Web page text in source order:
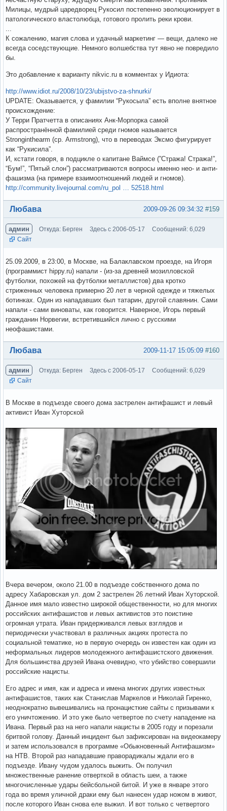
Милицы, мудрый царедворец Рукосил постепенно эволюционирует в
патологического властолюбца, готового пролить реки крови.
К сожалению, магия слова и удачный маркетинг — вещи, далеко не
всегда соседствующие. Немного волшебства тут явно не повредило
бы.
Это добавление к варианту nikvic.ru в комментах у Идиота:
http://www.idiot.ru/2008/10/23/ubijstvo-za-shnurki/
UPDATE: Оказывается, у фамилии “Рукосыла” есть вполне внятное
происхождение:
У Терри Пратчетта в описаниях Анк-Морпорка самой
распространённой фамилией среди гномов называется
Stronginthearm (ср. Armstrong), что в переводах Эксмо фигурирует
как “Рукисила”.
И, кстати говоря, в подцикле о капитане Ваймсе (”Стража! Стража!”,
“Бум!”, “Пятый слон”) рассматриваются вопросы именно нео- и анти-
фашизма (на примере взаимоотношений людей и гномов).
http://community.livejournal.com/ru_pol … 52518.html
Вне форума #159
2009-09-26 09:34:32
Любава
админ Откуда: Берген Здесь с 2006-05-17
Сообщений: 6,029
Сайт
25.09.2009, в 23:00, в Москве, на Балаклавском проезде, на Игоря
(программист hippy.ru) напали - (из-за древней мозилловской
футболки, похожей на футболки металлистов) два кротко
стриженных человека примерно 20 лет в черной одежде и тяжелых
ботинках. Один из нападавших был татарин, другой славянин. Сами
напали - сами виноваты, как говорится. Наверное, Игорь первый
гражданин Норвегии, встретившийся лично с русскими
неофашистами.
Вне форума #160
2009-11-17 15:05:09
Любава
админ Откуда: Берген Здесь с 2006-05-17
Сообщений: 6,029
Сайт
В Москве в подъезде своего дома застрелен антифашист и левый
активист Иван Хуторской
Вчера вечером, около 21.00 в подъезде собственного дома по
адресу Хабаровская ул. дом 2 застрелен 26 летний Иван Хуторской.
Данное имя мало известно широкой общественности, но для многих
российских антифашистов и левых активистов это поистине
огромная утрата. Иван придерживался левых взглядов и
периодически участвовал в различных акциях протеста по
социальной тематике, но в первую очередь он известен как один из
неформальных лидеров молодежного антифашистского движения.
Для большинства друзей Ивана очевидно, что убийство совершили
российские нацисты.
Его адрес и имя, как и адреса и имена многих других известных
антифашистов, таких как Станислав Маркелов и Николай Гиренко,
неоднократно вывешивались на пронацисткие сайты с призывами к
его уничтожению. И это уже было четвертое по счету нападение на
Ивана. Первый раз на него напали нацисты в 2005 году и порезали
бритвой голову. Данный инцидент был зафиксирован на видеокамеру
и затем использовался в программе «Обыкновенный Антифашизм»
на НТВ. Второй раз нападавшие праворадикалы ждали его в
подъезде. Ивану чудом удалось выжить. Он получил
множественные ранение отверткой в область шеи, а также
многочисленные удары бейсбольной битой. И уже в январе этого
года во время уличной драки ему был нанесен удар ножом в живот,
после которого Иван снова еле выжил. И вот только с четвертого